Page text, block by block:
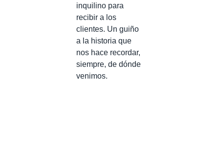
inquilino para
recibir a los
clientes. Un guiño
a la historia que
nos hace recordar,
siempre, de dónde
venimos.